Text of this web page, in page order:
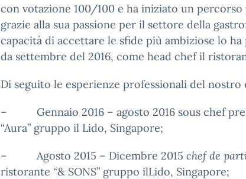
con votazione 100/100 e ha iniziato un percorso
grazie alla sua passione per il settore della
capacità di accettare le sfide più ambiziose lo
da settembre del 2016, come head chef il
Di seguito le esperienze professionali del nostro
– Gennaio 2016 – agosto 2016 sous chef
“Aura” gruppo il Lido, Singapore;
– Agosto 2015 – Dicembre 2015 chef de
ristorante “& SONS” gruppo ilLido, Singapore;